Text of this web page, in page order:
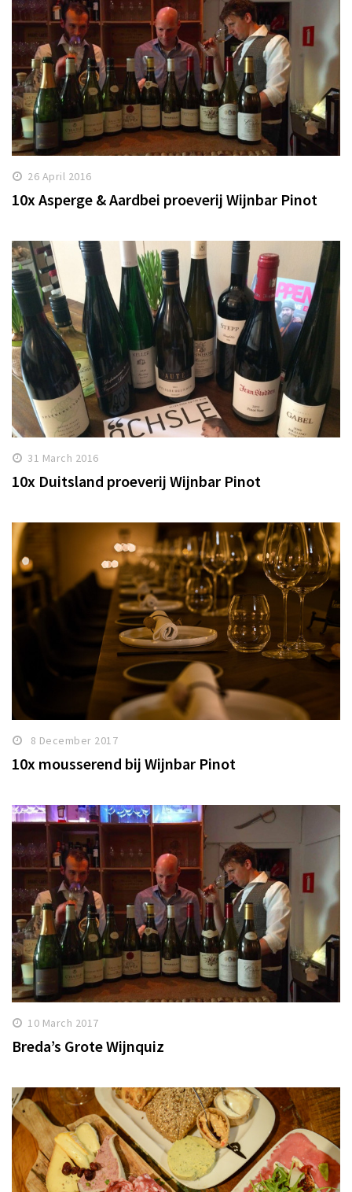
26 April 2016
10x Asperge & Aardbei proeverij Wijnbar Pinot
31 March 2016
10x Duitsland proeverij Wijnbar Pinot
8 December 2017
10x mousserend bij Wijnbar Pinot
10 March 2017
Breda’s Grote Wijnquiz